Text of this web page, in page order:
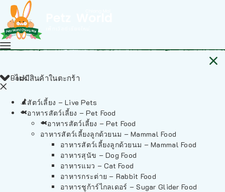
ไม่มีสินค้าในตะกร้า
Back
สัตว์เลี้ยง – Live Pets
อาหารสัตว์เลี้ยง – Pet Food
อาหารสัตว์เลี้ยง – Pet Food
อาหารสัตว์เลี้ยงลูกด้วยนม – Mammal Food
อาหารสัตว์เลี้ยงลูกด้วยนม – Mammal Food
อาหารสุนัข – Dog Food
อาหารแมว – Cat Food
อาหารกระต่าย – Rabbit Food
อาหารชูก้าร์ไกลเดอร์ – Sugar Glider Food